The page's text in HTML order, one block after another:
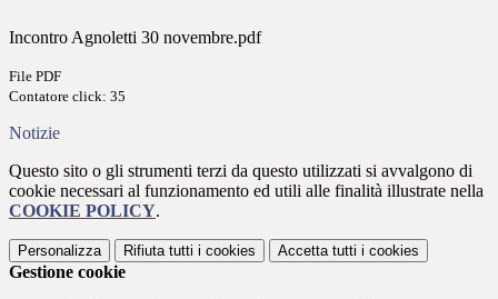
Incontro Agnoletti 30 novembre.pdf
File PDF
Contatore click: 35
Notizie
Questo sito o gli strumenti terzi da questo utilizzati si avvalgono di
cookie necessari al funzionamento ed utili alle finalità illustrate nella
COOKIE POLICY.
Personalizza Rifiuta tutti i cookies Accetta tutti i cookies
Gestione cookie